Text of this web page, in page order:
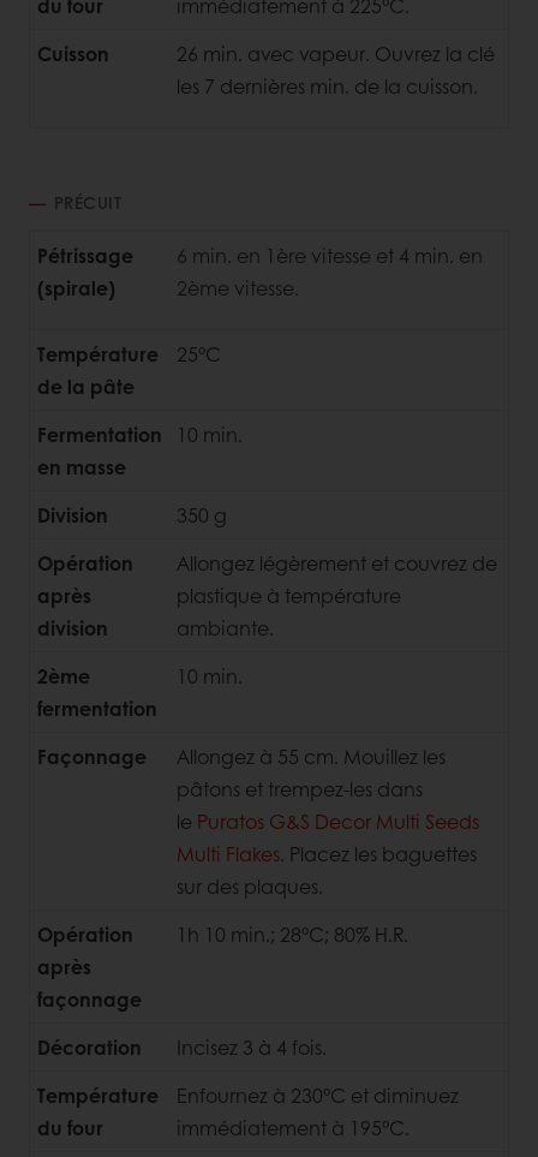
Cuisson
26 min. avec vapeur. Ouvrez la clé
les 7 dernières min. de la cuisson.
PRÉCUIT
Pétrissage
(spirale)
6 min. en 1ère vitesse et 4 min. en
2ème vitesse.
Température
de la pâte
25°C
Fermentation
en masse
10 min.
Division
350 g
Opération
après
division
Allongez légèrement et couvrez de
plastique à température
ambiante.
2ème
fermentation
10 min.
Façonnage
Allongez à 55 cm. Mouillez les
pâtons et trempez-les dans
le Puratos G&S Decor Multi Seeds
Multi Flakes. Placez les baguettes
sur des plaques.
Opération
après
façonnage
1h 10 min.; 28°C; 80% H.R.
Décoration
Incisez 3 à 4 fois.
Température
du four
Enfournez à 230°C et diminuez
immédiatement à 195°C.